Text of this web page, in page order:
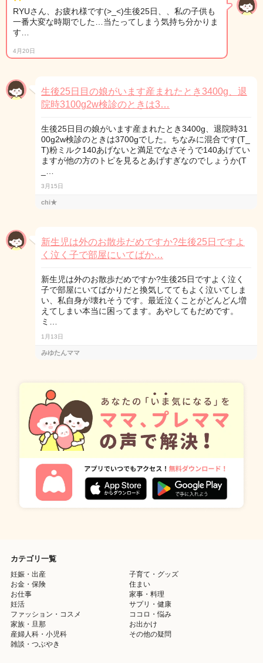
RYUさん、お疲れ様です(>_<)生後25日、、私の子供も
一番大変な時期でした…当たってしまう気持ち分かりま
す…
4月20日
生後25日目の娘がいます産まれたとき3400g、退
院時3100g2w検診のときは3…
生後25日目の娘がいます産まれたとき3400g、退院時31
00g2w検診のときは3700gでした。ちなみに混合です(T_
T)粉ミルク140あげないと満足でなさそうで140あげてい
ますが他の方のトピを見るとあげすぎなのでしょうか(T
3月15日
chi★
新生児は外のお散歩だめですか?生後25日ですよ
く泣く子で部屋にいてばか…
新生児は外のお散歩だめですか?生後25日ですよく泣く
子で部屋にいてばかりだと換気しててもよく泣いてしま
い、私自身が壊れそうです。最近泣くことがどんどん増
えてしまい本当に困ってます。あやしてもだめです。
ミ…
1月13日
みゆたんママ
カテゴリ一覧
妊娠・出産
子育て・グッズ
お金・保険
住まい
お仕事
家事・料理
妊活
サプリ・健康
ファッション・コスメ
ココロ・悩み
家族・旦那
お出かけ
産婦人科・小児科
その他の疑問
雑談・つぶやき